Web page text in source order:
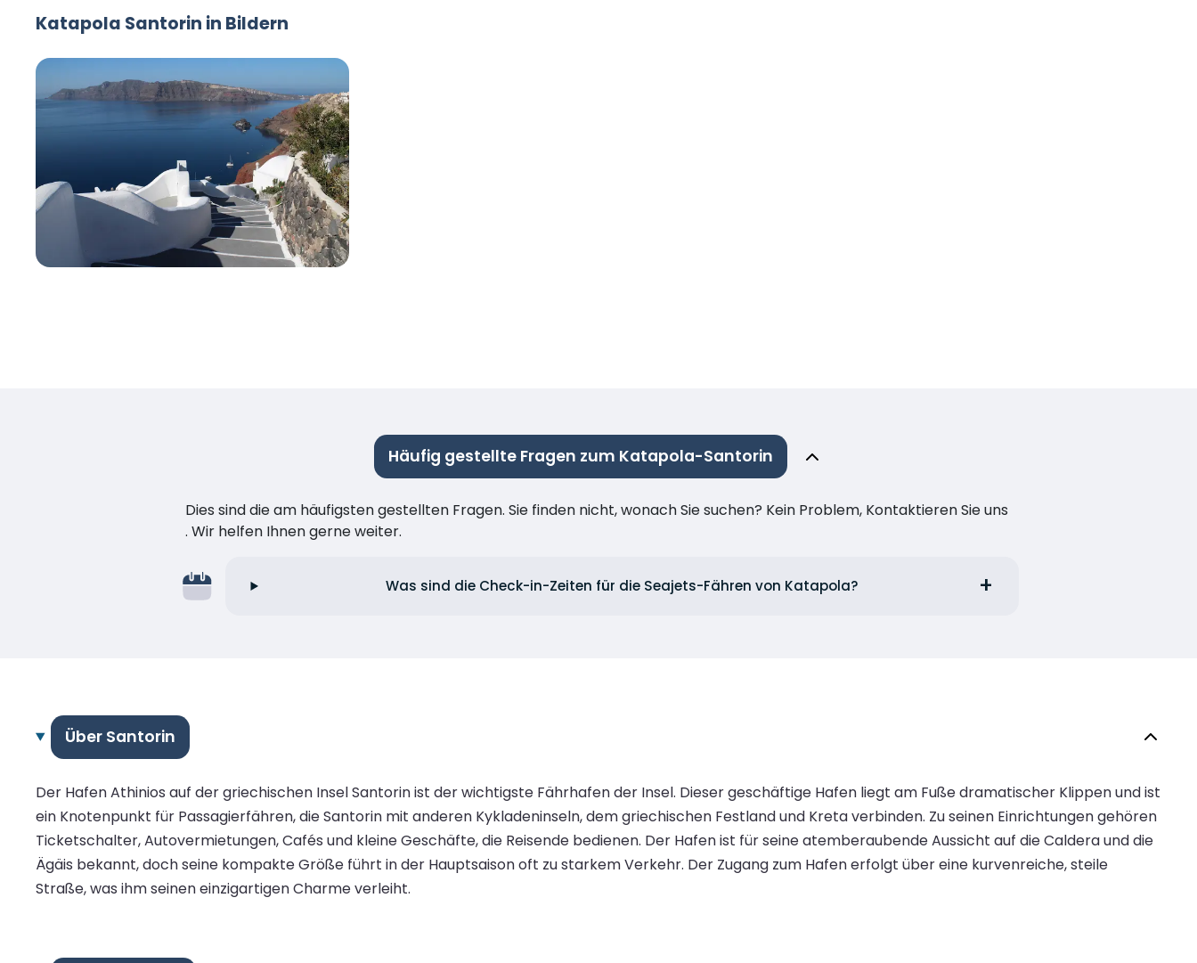
Katapola Santorin in Bildern
Häufig gestellte Fragen zum Katapola-Santorin
Dies sind die am häufigsten gestellten Fragen. Sie finden nicht, wonach Sie suchen? Kein Problem, Kontaktieren Sie uns
. Wir helfen Ihnen gerne weiter.
Was sind die Check-in-Zeiten für die Seajets-Fähren von Katapola?
Über Santorin
Der Hafen Athinios auf der griechischen Insel Santorin ist der wichtigste Fährhafen der Insel. Dieser geschäftige Hafen liegt am Fuße dramatischer Klippen und ist
ein Knotenpunkt für Passagierfähren, die Santorin mit anderen Kykladeninseln, dem griechischen Festland und Kreta verbinden. Zu seinen Einrichtungen gehören
Ticketschalter, Autovermietungen, Cafés und kleine Geschäfte, die Reisende bedienen. Der Hafen ist für seine atemberaubende Aussicht auf die Caldera und die
Ägäis bekannt, doch seine kompakte Größe führt in der Hauptsaison oft zu starkem Verkehr. Der Zugang zum Hafen erfolgt über eine kurvenreiche, steile
Straße, was ihm seinen einzigartigen Charme verleiht.